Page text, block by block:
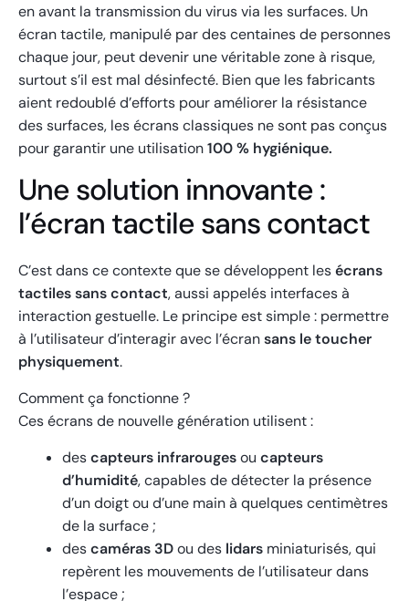
en avant la transmission du virus via les surfaces. Un
écran tactile, manipulé par des centaines de personnes
chaque jour, peut devenir une véritable zone à risque,
surtout s’il est mal désinfecté. Bien que les fabricants
aient redoublé d’efforts pour améliorer la résistance
des surfaces, les écrans classiques ne sont pas conçus
pour garantir une utilisation100 % hygiénique.
Une solution innovante :
l’écran tactile sans contact
C’est dans ce contexte que se développent lesécrans
tactiles sans contact, aussi appelés interfaces à
interaction gestuelle. Le principe est simple : permettre
à l’utilisateur d’interagir avec l’écransans le toucher
physiquement.
Comment ça fonctionne ?
Ces écrans de nouvelle génération utilisent :
descapteurs infrarougesou capteurs
d’humidité, capables de détecter la présence
d’un doigt ou d’une main à quelques centimètres
de la surface ;
descaméras 3Dou des lidars miniaturisés, qui
repèrent les mouvements de l’utilisateur dans
l’espace ;